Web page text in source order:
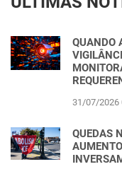
QUANDO
31/07/2026
QUEDAS